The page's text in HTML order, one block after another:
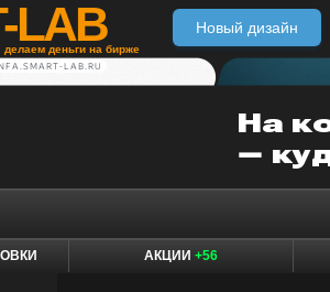
LAB
деньги на бирже
Новый дизайн
LAB.RU
АКЦИИ +56